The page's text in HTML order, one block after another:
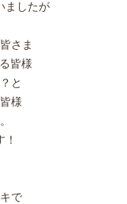
ましたが
さま
皆様
と
様
で